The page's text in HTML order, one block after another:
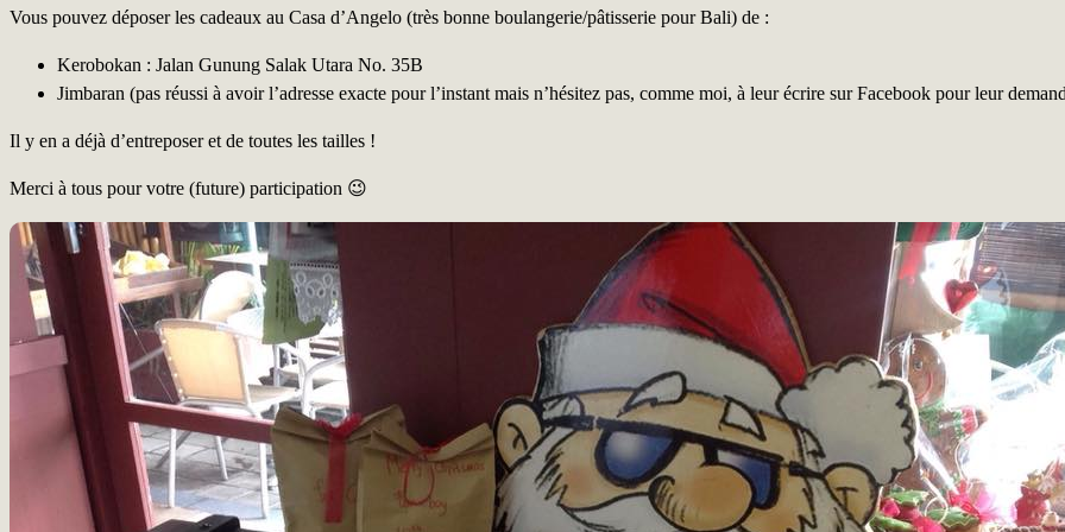
Vous pouvez déposer les cadeaux au Casa d’Angelo (très bonne boulangerie/pâtisserie pour Bali) de :
Kerobokan : Jalan Gunung Salak Utara No. 35B
Jimbaran (pas réussi à avoir l’adresse exacte pour l’instant mais n’hésitez pas, comme moi, à leur écrire sur Facebook pour leur
Il y en a déjà d’entreposer et de toutes les tailles !
Merci à tous pour votre (future) participation 😉